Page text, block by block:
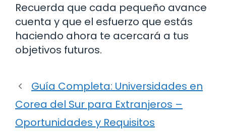
Recuerda que cada pequeño avance
cuenta y que el esfuerzo que estás
haciendo ahora te acercará a tus
objetivos futuros.
Guía Completa: Universidades en
Corea del Sur para Extranjeros –
Oportunidades y Requisitos